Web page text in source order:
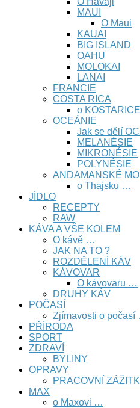
MAUI
O Maui
KAUAI
BIG ISLAND
OAHU
MOLOKAI
LANAI
FRANCIE
COSTA RICA
o KOSTARICE
OCEÁNIE
Jak se dělí
MELANÉSIE
MIKRONÉSIE
POLYNÉSIE
ANDAMANSKÉ
o Thajsku …
JÍDLO
RECEPTY
RAW
KÁVA A VŠE KOLEM
O kávě …
JAK NA TO ?
ROZDĚLENÍ KÁV
KÁVOVAR
O kávovaru …
DRUHY KÁV
POČASÍ
Zjímavosti o počasí
PŘÍRODA
SPORT
ZDRAVÍ
BYLINY
OPRAVY
PRACOVNÍ
MAX
o Maxovi …